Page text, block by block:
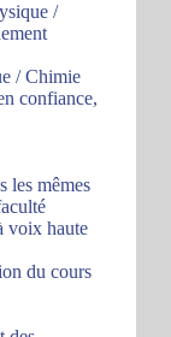
/
/ Chimie
confiance,
les mêmes
voix haute
du cours